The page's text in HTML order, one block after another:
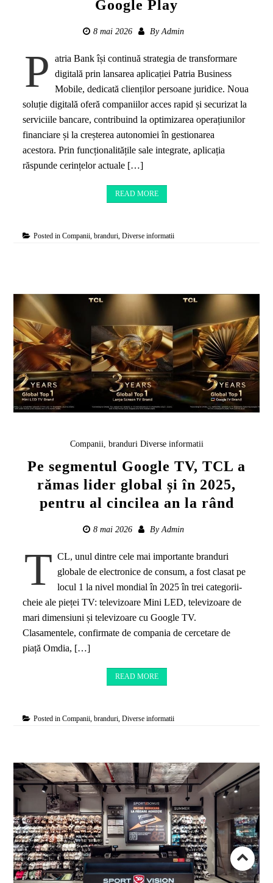
Google Play
8 mai 2026 ByAdmin
P
atria Bank își continuă strategia de transformare
digitală prin lansarea aplicației Patria Business
Mobile, dedicată clienților persoane juridice. Noua
soluție digitală oferă companiilor acces rapid și securizat la
serviciile bancare, contribuind la optimizarea operațiunilor
financiare și la creșterea autonomiei în gestionarea
acestora. Prin funcționalitățile sale integrate, aplicația
răspunde cerințelor actuale […]
READ MORE
Posted inCompanii, branduri,Diverse informatii
Companii, branduri Diverse informatii
Pe segmentul Google TV, TCL a
rămas lider global și în 2025,
pentru al cincilea an la rând
8 mai 2026 By Admin
T CL, unul dintre cele mai importante branduri
globale de electronice de consum, a fost clasat pe
locul 1 la nivel mondial în 2025 în trei categorii-
cheie ale pieței TV: televizoare Mini LED, televizoare de
mari dimensiuni și televizoare cu Google TV.
Clasamentele, confirmate de compania de cercetare de
piață Omdia, […]
READ MORE
Posted inCompanii, branduri,Diverse informatii